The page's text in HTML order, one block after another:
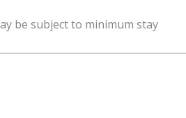
be subject to minimum stay